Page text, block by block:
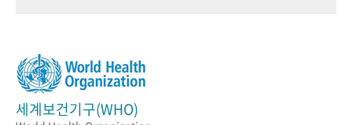
세계보건기구(WHO)